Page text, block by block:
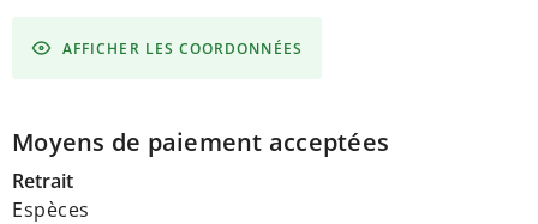
AFFICHER LES COORDONNÉES
Moyens de paiement acceptées
Retrait
Espèces